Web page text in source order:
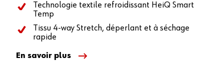
Technologie textile refroidissant HeiQ Smart
Temp
Tissu 4-way Stretch, déperlant et à séchage
rapide
En savoir plus